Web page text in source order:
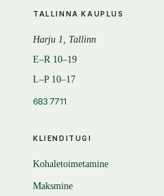
KLIENDITUGI
Kohaletoimetamine
Maksmine
TALLINNA KAUPLUS
Harju 1, Tallinn
E–R 10–19
L–P 10–17
683 7711